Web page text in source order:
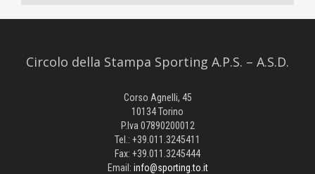
Circolo della Stampa Sporting A.P.S. – A.S.D.
Corso Agnelli, 45
10134 Torino
P.Iva 07890200012
Tel.: +39.011.3245411
Fax: +39.011.3245444
Email: info@sporting.to.it